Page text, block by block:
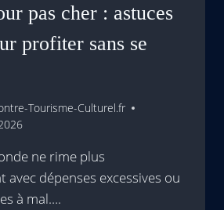
pas cher : astuces
profiter sans se
Tourisme-Culturel.fr
ne rime plus
dépenses excessives ou
à mal….